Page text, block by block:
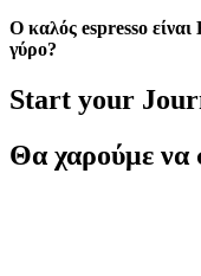
Ο καλός espresso
γύρο?
Start your
Θα χαρούμε να